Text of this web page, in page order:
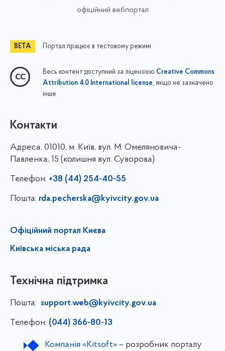
офіційний вебпортал
Портал працює в тестовому режимі
Весь контент доступний за ліцензією Creative Commons
Attribution 4.0 International license, якщо не зазначено
інше
Контакти
Адреса: 01010, м. Київ, вул. М. Омеляновича-
Павленка, 15 (колишня вул. Суворова)
Телефон: +38 (44) 254-40-55
Пошта: rda.pecherska@kyivcity.gov.ua
Офіційний портал Києва
Київська міська рада
Технічна підтримка
Пошта: support.web@kyivcity.gov.ua
Телефон: (044) 366-80-13
Компанія «Kitsoft»– розробник порталу